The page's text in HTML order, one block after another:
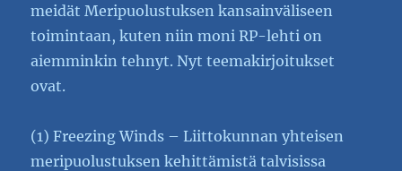
meidät Meripuolustuksen kansainväliseen
toimintaan, kuten niin moni RP-lehti on
aiemminkin tehnyt. Nyt teemakirjoitukset
ovat.
(1) Freezing Winds – Liittokunnan yhteisen
meripuolustuksen kehittämistä talvisissa